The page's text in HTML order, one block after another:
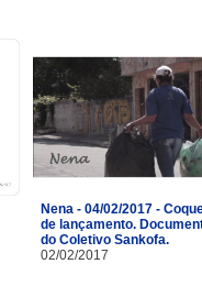
Nena - 04/02/2017 -
de lançamento.
do Coletivo Sankofa.
02/02/2017